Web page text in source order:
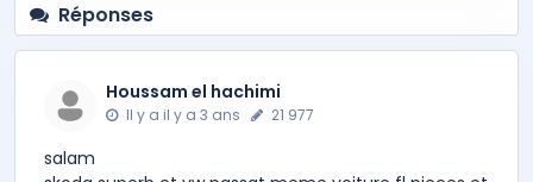
Réponses
Houssam el hachimi
Il y a il y a 3 ans 21 977
salam